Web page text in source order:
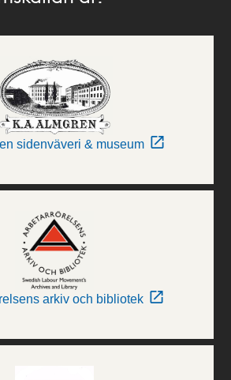
sidenväveri & museum
arkiv och bibliotek